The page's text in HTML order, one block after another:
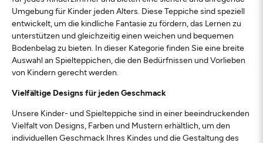
Umgebung für Kinder jeden Alters. Diese Teppiche sind speziell
entwickelt, um die kindliche Fantasie zu fördern, das Lernen zu
unterstützen und gleichzeitig einen weichen und bequemen
Bodenbelag zu bieten. In dieser Kategorie finden Sie eine breite
Auswahl an Spielteppichen, die den Bedürfnissen und Vorlieben
von Kindern gerecht werden.
Vielfältige Designs für jeden Geschmack
Unsere Kinder- und Spielteppiche sind in einer beeindruckenden
Vielfalt von Designs, Farben und Mustern erhältlich, um den
individuellen Geschmack Ihres Kindes und die Gestaltung des